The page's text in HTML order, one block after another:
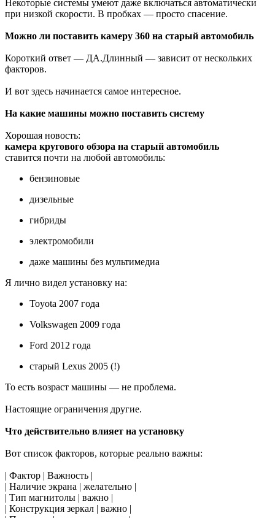
Некоторые системы умеют даже включаться автоматически
при низкой скорости. В пробках — просто спасение.
Можно ли поставить камеру 360 на старый автомобиль
Короткий ответ — ДА.Длинный — зависит от нескольких
факторов.
И вот здесь начинается самое интересное.
На какие машины можно поставить систему
Хорошая новость:
камера кругового обзора на старый автомобиль
ставится почти на любой автомобиль:
бензиновые
дизельные
гибриды
электромобили
даже машины без мультимедиа
Я лично видел установку на:
Toyota 2007 года
Volkswagen 2009 года
Ford 2012 года
старый Lexus 2005 (!)
То есть возраст машины — не проблема.
Настоящие ограничения другие.
Что действительно влияет на установку
Вот список факторов, которые реально важны:
| Фактор | Важность |
| Наличие экрана | желательно |
| Тип магнитолы | важно |
| Конструкция зеркал | важно |